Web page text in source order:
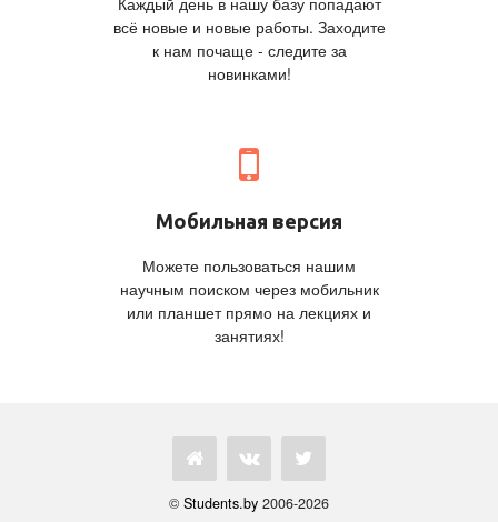
всё новые и новые работы. Заходите
к нам почаще - следите за
новинками!
Мобильная версия
Можете пользоваться нашим
научным поиском через мобильник
или планшет прямо на лекциях и
занятиях!
© Students.by 2006-2026